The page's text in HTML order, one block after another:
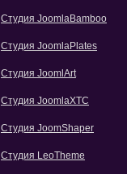
Студия JoomlaBamboo
Студия JoomlaPlates
Студия JoomlArt
Студия JoomlaXTC
Студия JoomShaper
Студия LeoTheme